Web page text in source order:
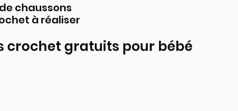
chaussons
à réaliser
crochet gratuits pour bébé